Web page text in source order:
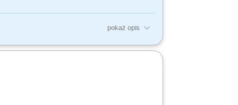
pokaż opis
się w systemie akordu